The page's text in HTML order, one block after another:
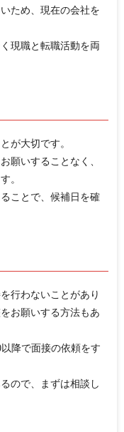
ため、現在の会社を
現職と転職活動を両
が大切です。
願いすることなく、
。
ことで、候補日を確
行わないことがあり
お願いする方法もあ
降で面接の依頼をす
ので、まずは相談し